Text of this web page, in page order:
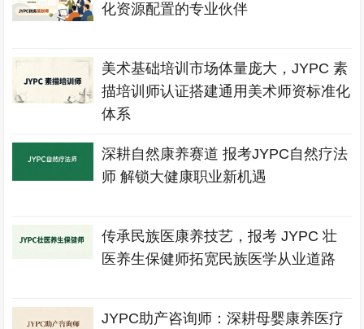
化资源配置的专业伙伴
美术基础培训市场体量庞大，JYPC 素
描培训师认证搭建通用美术师资标准化
体系
深耕自然康养赛道 报考JYPC自然疗法
师 解锁大健康职业新机遇
传承民族医康养技艺，报考 JYPC 壮
医养生保健师拓宽民族医学从业道路
JYPC助产咨询师：深耕母婴康养医疗